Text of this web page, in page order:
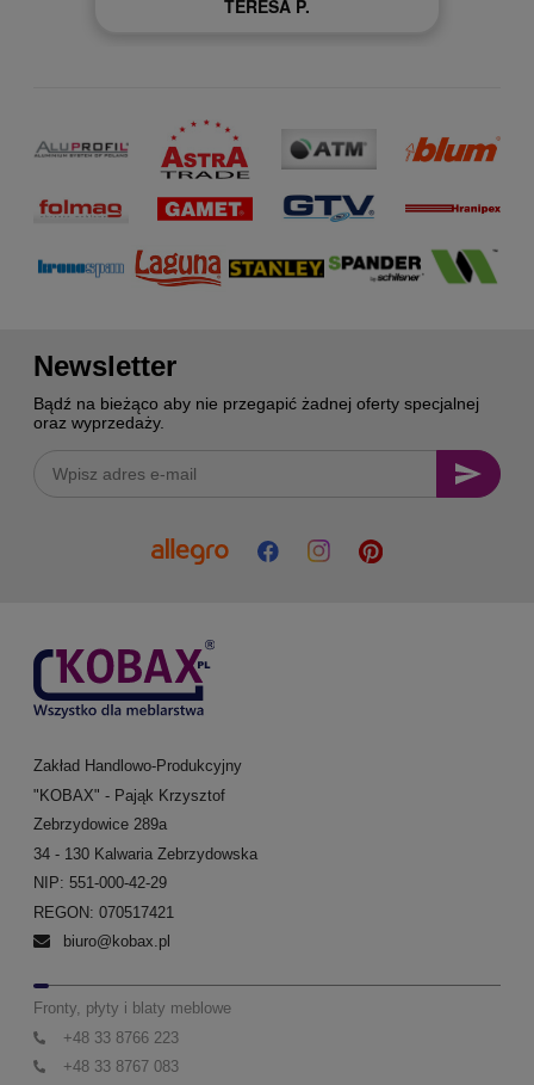
Newsletter
Bądź na bieżąco aby nie przegapić żadnej oferty specjalnej
oraz wyprzedaży.
Zakład Handlowo-Produkcyjny
"KOBAX" - Pająk Krzysztof
Zebrzydowice 289a
34 - 130 Kalwaria Zebrzydowska
NIP: 551-000-42-29
REGON: 070517421
biuro@kobax.pl
Fronty, płyty i blaty meblowe
+48 33 8766 223
+48 33 8767 083